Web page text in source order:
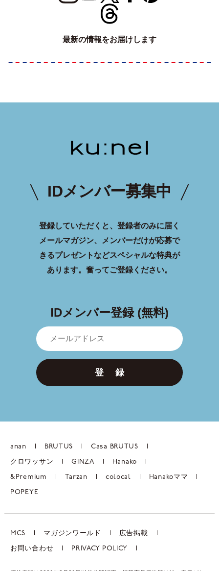
最新の情報をお届けします
IDメンバー募集中
登録していただくと、登録者のみに届く
メールマガジン、メンバーだけが応募で
きるプレゼントなどスペシャルな特典が
あります。 奮ってご登録ください。
IDメンバー登録 (無料)
登 録
anan BRUTUS Casa BRUTUS
クロワッサン GINZA Hanako
&Premium Tarzan colocal Hanakoママ
POPEYE
MCS マガジンワールド 広告掲載
お問い合わせ PRIVACY POLICY